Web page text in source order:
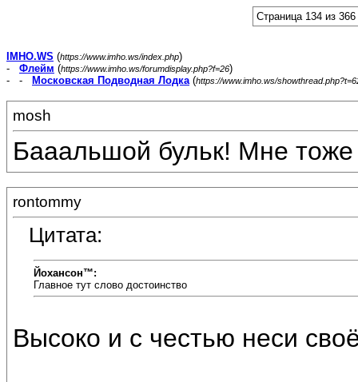
Страница 134 из 366
IMHO.WS (https://www.imho.ws/index.php)
- Флейм (https://www.imho.ws/forumdisplay.php?f=26)
- -
Московская Подводная Лодка(https://www.imho.ws/
mosh
Бааальшой бульк! Мне тоже
rontommy
Цитата:
Йохансон™:
Главное тут слово достоинство
Высоко и с честью неси